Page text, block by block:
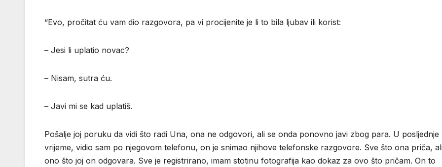
“Evo, pročitat ću vam dio razgovora, pa vi procijenite je li to bila ljubav ili korist:
– Jesi li uplatio novac?
– Nisam, sutra ću.
– Javi mi se kad uplatiš.
Pošalje joj poruku da vidi što radi Una, ona ne odgovori, ali se onda ponovno javi zbog para. U posljednje
vrijeme, vidio sam po njegovom telefonu, on je snimao njihove telefonske razgovore. Sve što ona priča,
ono što joj on odgovara. Sve je registrirano, imam stotinu fotografija kao dokaz za ovo što pričam. On to